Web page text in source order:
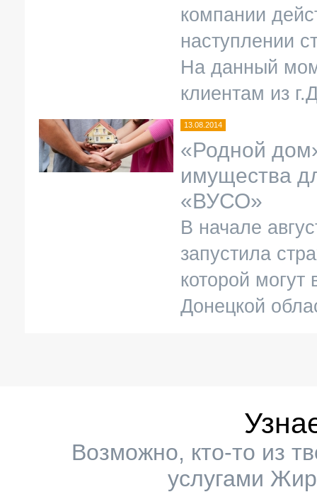
компании
наступлении
На данный
клиентам из
13.08.2014
«Родной
имущества
«ВУСО»
В начале
запустила
которой могут
Донецкой
Возможно, кто-то из
услугами